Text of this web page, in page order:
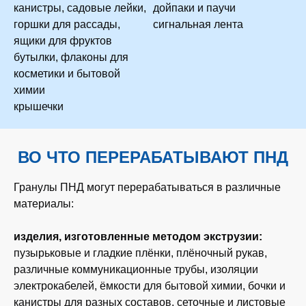
канистры, садовые лейки,
горшки для рассады,
ящики для фруктов
бутылки, флаконы для
косметики и бытовой
химии
крышечки
дойпаки и паучи
сигнальная лента
ВО ЧТО ПЕРЕРАБАТЫВАЮТ ПНД
Гранулы ПНД могут перерабатываться в различные
материалы:
изделия, изготовленные методом экструзии:
пузырьковые и гладкие плёнки, плёночный рукав,
различные коммуникационные трубы, изоляции
электрокабелей, ёмкости для бытовой химии, бочки и
канистры для разных составов, сеточные и листовые